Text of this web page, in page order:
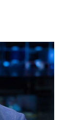
проекту